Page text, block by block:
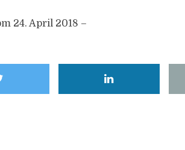
24. April 2018 –